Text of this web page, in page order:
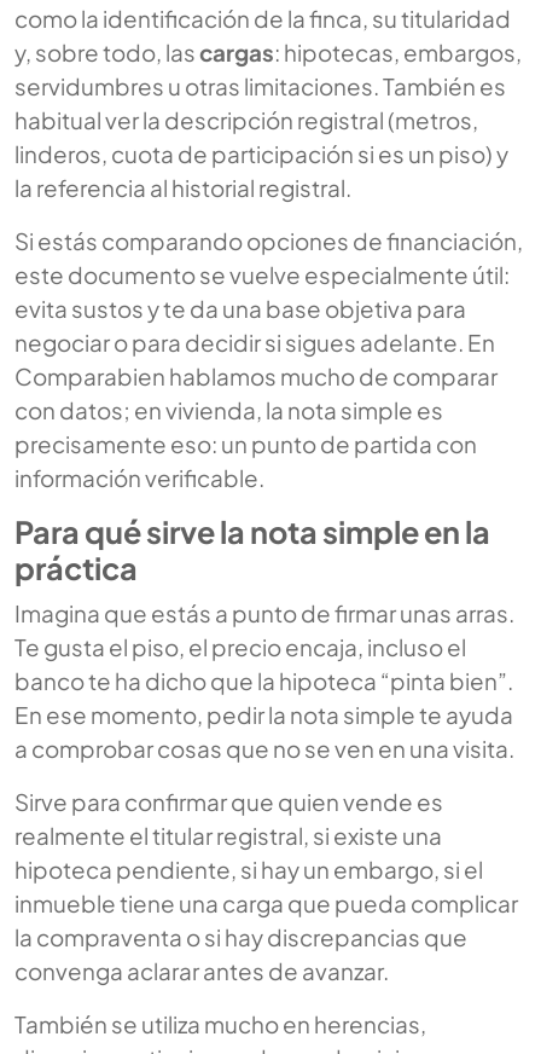
como la identificación de la finca, su titularidad
y, sobre todo, lascargas: hipotecas, embargos,
servidumbres u otras limitaciones. También es
habitual ver la descripción registral (metros,
linderos, cuota de participación si es un piso) y
la referencia al historial registral.
Si estás comparando opciones de financiación,
este documento se vuelve especialmente útil:
evita sustos y te da una base objetiva para
negociar o para decidir si sigues adelante. En
Comparabien hablamos mucho de comparar
con datos; en vivienda, la nota simple es
precisamente eso: un punto de partida con
información verificable.
Para qué sirve la nota simple en la
práctica
Imagina que estás a punto de firmar unas arras.
Te gusta el piso, el precio encaja, incluso el
banco te ha dicho que la hipoteca “pinta bien”.
En ese momento, pedir la nota simple te ayuda
a comprobar cosas que no se ven en una visita.
Sirve para confirmar que quien vende es
realmente el titular registral, si existe una
hipoteca pendiente, si hay un embargo, si el
inmueble tiene una carga que pueda complicar
la compraventa o si hay discrepancias que
convenga aclarar antes de avanzar.
También se utiliza mucho en herencias,